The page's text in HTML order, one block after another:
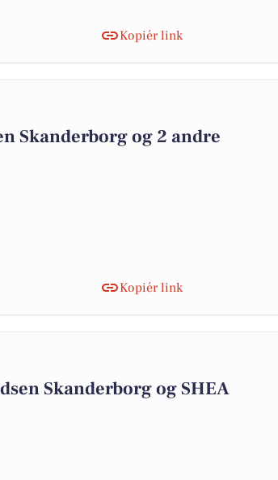
Kopiér link
Skanderborg og 2 andre
Kopiér link
Skanderborg og SHEA